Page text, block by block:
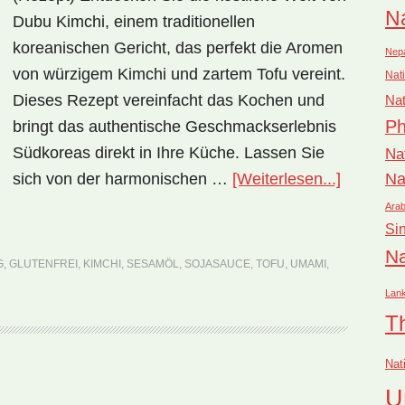
Dubu Kimchi, einem traditionellen
koreanischen Gericht, das perfekt die Aromen
von würzigem Kimchi und zartem Tofu vereint.
Dieses Rezept vereinfacht das Kochen und
bringt das authentische Geschmackserlebnis
Südkoreas direkt in Ihre Küche. Lassen Sie
sich von der harmonischen … [Weiterlesen...]
Kimchi
, GLUTENFREI , KIMCHI , SESAMÖL, SOJASAUCE, TOFU, UMAMI ,